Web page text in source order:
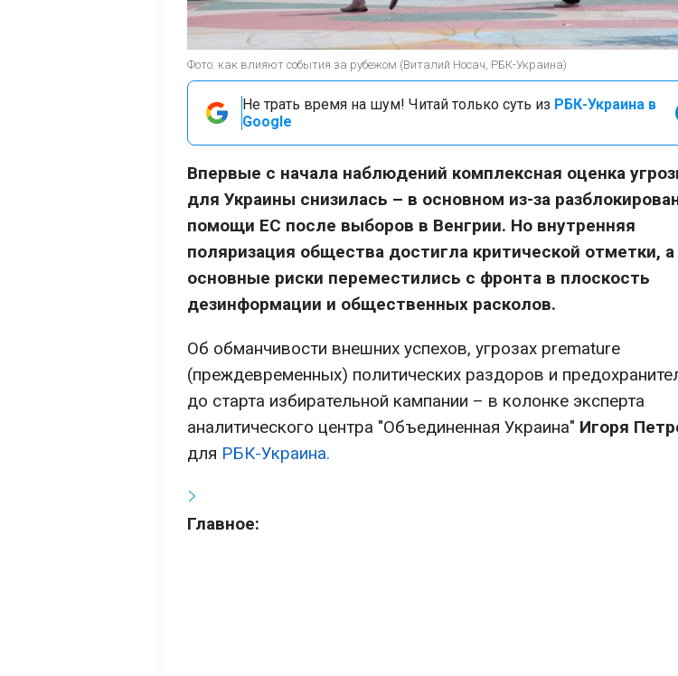
Фото: как влияют события за рубежом (Виталий Носач, РБК-Украина)
Не трать время на шум! Читай только суть из РБК-Украина в
Google
Впервые с начала наблюдений комплексная оценка
для Украины снизилась – в основном из-за
помощи ЕС после выборов в Венгрии. Но внутренняя
поляризация общества достигла критической отметки, а
основные риски переместились с фронта в плоскость
дезинформации и общественных расколов.
Об обманчивости внешних успехов, угрозах premature
(преждевременных) политических раздоров и
до старта избирательной кампании – в колонке эксперта
аналитического центра "Объединенная Украина" Игоря
для РБК-Украина.
Главное: